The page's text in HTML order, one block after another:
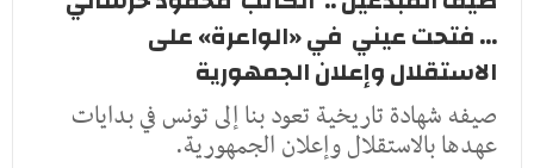
... فتحت عيني في «الواعرة» على
الاستقلال وإعلان الجمهورية
صيفه شهادة تاريخية تعود بنا إلى تونس في بدايات
عهدها بالاستقلال وإعلان الجمهورية.